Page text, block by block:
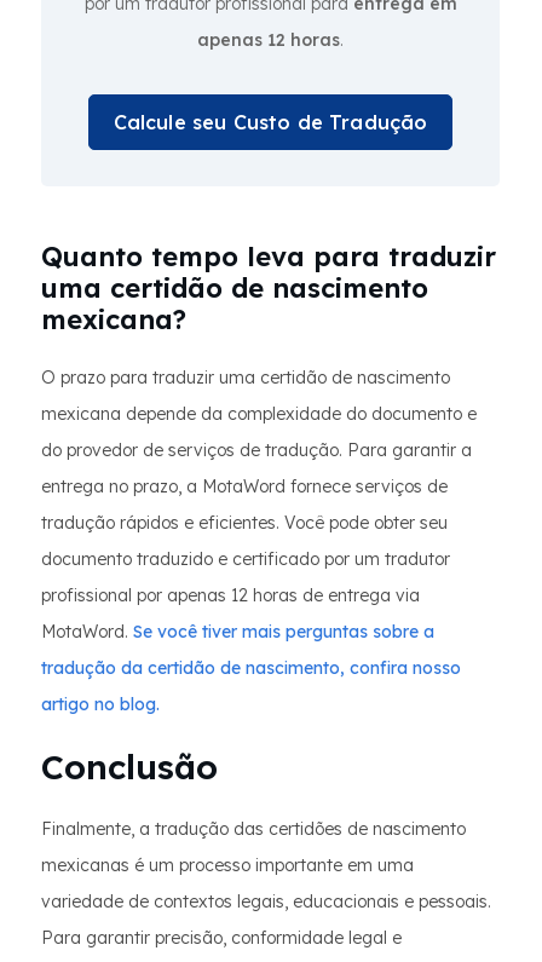
apenas 12 horas.
Calcule seu Custo de Tradução
Quanto tempo leva para traduzir
uma certidão de nascimento
mexicana?
O prazo para traduzir uma certidão de nascimento
mexicana depende da complexidade do documento e
do provedor de serviços de tradução. Para garantir a
entrega no prazo, a MotaWord fornece serviços de
tradução rápidos e eficientes. Você pode obter seu
documento traduzido e certificado por um tradutor
profissional por apenas 12 horas de entrega via
MotaWord. Se você tiver mais perguntas sobre a
tradução da certidão de nascimento, confira nosso
artigo no blog.
Conclusão
Finalmente, a tradução das certidões de nascimento
mexicanas é um processo importante em uma
variedade de contextos legais, educacionais e pessoais.
Para garantir precisão, conformidade legal e